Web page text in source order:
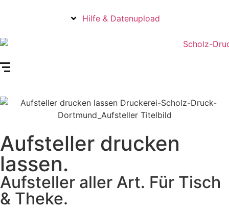
Hilfe & Datenupload
Aufsteller drucken
lassen.
Aufsteller aller Art. Für Tisch
& Theke.